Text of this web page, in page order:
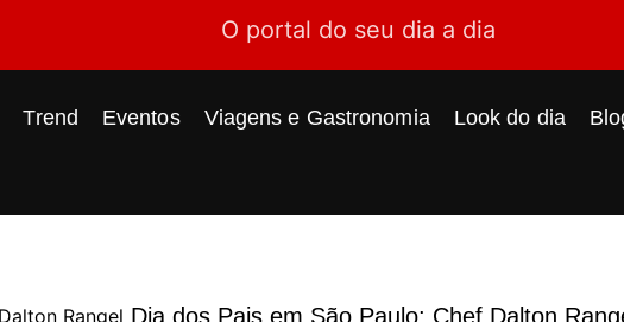
O portal do seu dia a dia
Trend Eventos Viagens e Gastronomia Look do dia
Dia dos Pais em São Paulo: Chef Dalton